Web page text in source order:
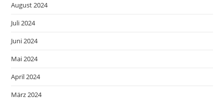
August 2024
Juli 2024
Juni 2024
Mai 2024
April 2024
März 2024